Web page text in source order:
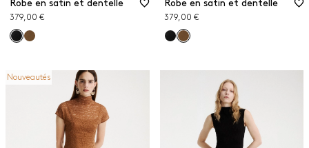
Robe en satin et dentelle
379,00 €
Robe en satin et dentelle
379,00 €
Nouveautés